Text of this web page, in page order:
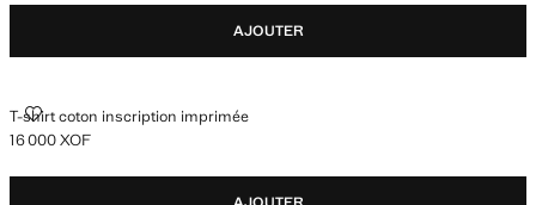
AJOUTER
T-shirt coton inscription imprimée
T-SHIRT COTON INSCRIPTION IMPRIMÉE
Prix actuel [16 000 XOF ]
16 000 XOF